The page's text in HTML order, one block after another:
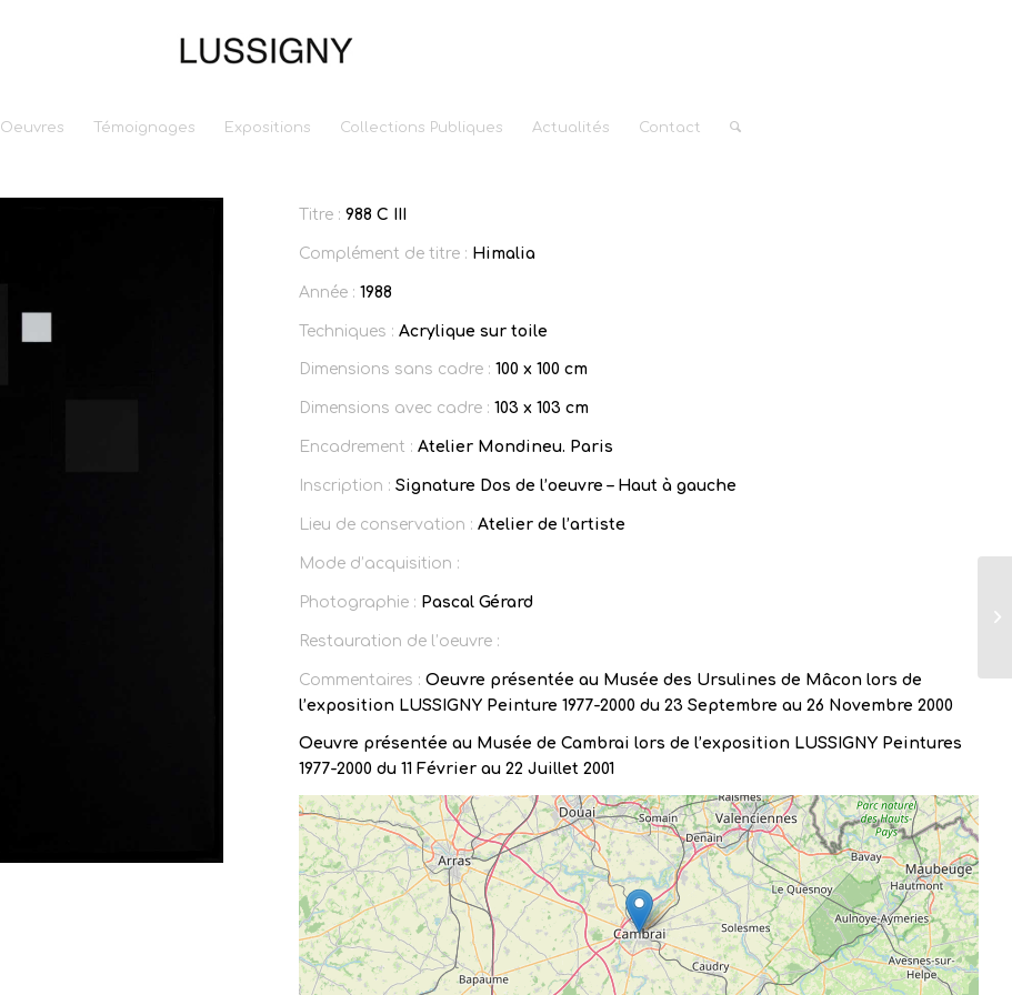
Oeuvres Témoignages Expositions Collections Publiques Actualités Contact
Titre : 988 C III
Complément de titre : Himalia
Année : 1988
Techniques : Acrylique sur toile
Dimensions sans cadre : 100 x 100 cm
Dimensions avec cadre : 103 x 103 cm
Encadrement : Atelier Mondineu. Paris
Inscription : Signature Dos de l’oeuvre – Haut à gauche
Lieu de conservation : Atelier de l’artiste
Mode d’acquisition :
Photographie : Pascal Gérard
Restauration de l’oeuvre :
Commentaires : Oeuvre présentée au Musée des Ursulines de Mâcon lors de
l’exposition LUSSIGNY Peinture 1977-2000 du 23 Septembre au 26 Novembre 2000
Oeuvre présentée au Musée de Cambrai lors de l’exposition LUSSIGNY Peintures
1977-2000 du 11 Février au 22 Juillet 2001